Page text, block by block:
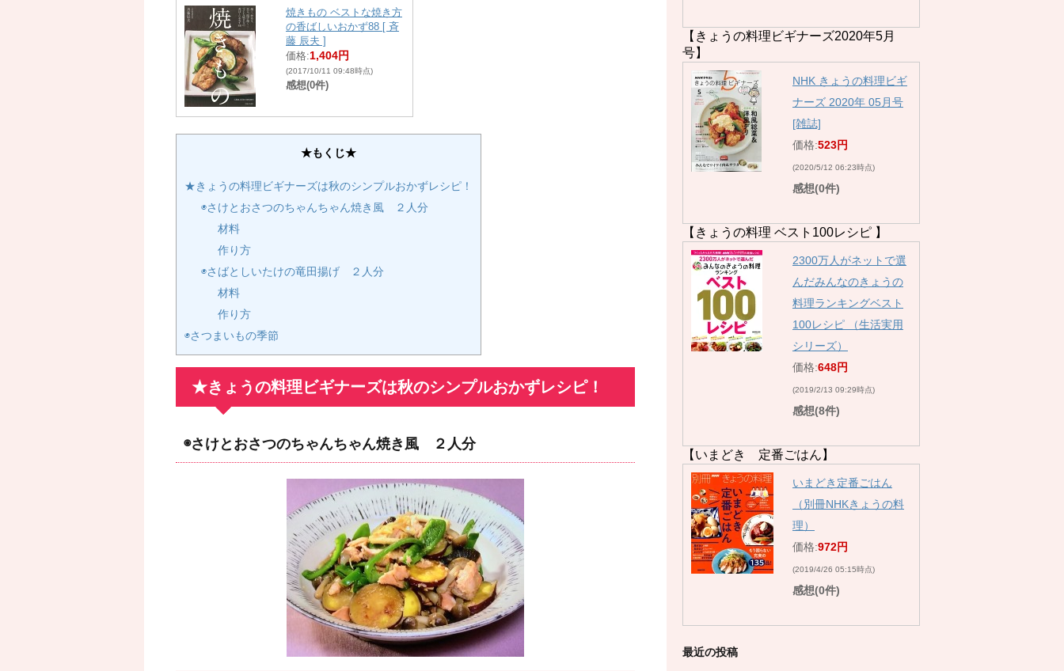
焼きもの ベストな焼き方
の香ばしいおかず88 [ 斉
藤 辰夫 ]
価格:1,404円
(2017/10/11 09:48時点)
感想(0件)
★もくじ★
★きょうの料理ビギナーズは秋のシンプルおかずレシピ！
◉さけとおさつのちゃんちゃん焼き風 ２人分
材料
作り方
◉さばとしいたけの竜田揚げ ２人分
材料
作り方
◉さつまいもの季節
★きょうの料理ビギナーズは秋のシンプルおかずレシピ！
◉さけとおさつのちゃんちゃん焼き風 ２人分
【きょうの料理ビギナーズ2020年5月
号】
NHK きょうの料理ビギ
ナーズ 2020年 05月号
[雑誌]
価格:523円
(2020/5/12 06:23時点)
感想(0件)
【きょうの料理 ベスト100レシピ 】
2300万人がネットで選
んだみんなのきょうの
料理ランキングベスト
100レシピ （生活実用
シリーズ）
価格:648円
(2019/2/13 09:29時点)
感想(8件)
【いまどき 定番ごはん】
いまどき定番ごはん
（別冊NHKきょうの料
理）
価格:972円
(2019/4/26 05:15時点)
感想(0件)
最近の投稿